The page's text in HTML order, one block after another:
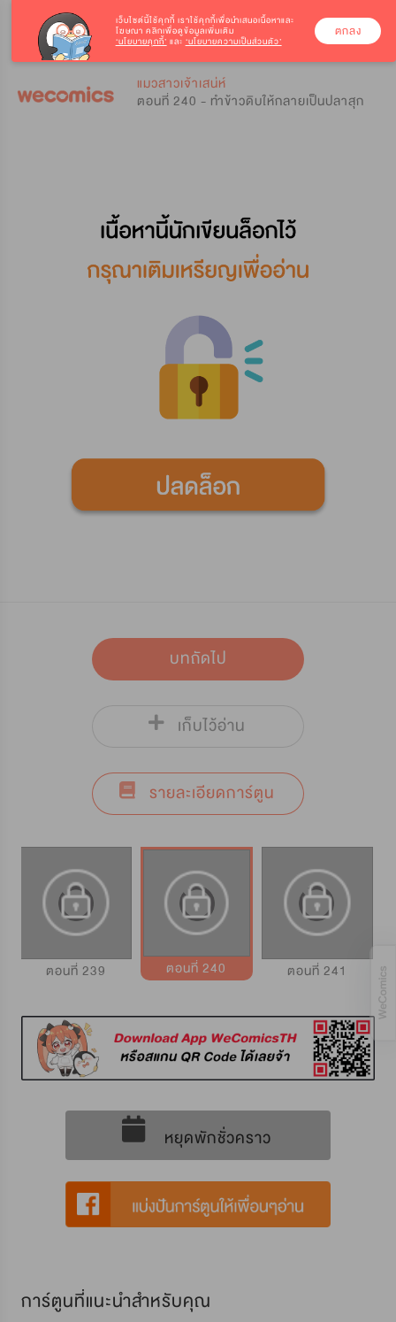
แมวสาวเจ้าเสน่ห์
ตอนที่ 240 - ทำข้าวดิบให้กลายเป็นปลาสุก
บทถัดไป
เก็บไว้อ่าน
รายละเอียดการ์ตูน
ตอนที่ 239 ตอนที่ 240 ตอนที่ 241
หยุดพักชั่วคราว
การ์ตูนที่แนะนำสำหรับคุณ
เว็บไซต์นี้ใช้คุกกี้ เราใช้คุกกี้เพื่อนำเสนอเนื้อหาและ
โฆษณา คลิกเพื่อดูข้อมูลเพิ่มเติม
‘นโยบายคุกกี้’ และ ‘นโยบายความเป็นส่วนตัว’
ตกลง